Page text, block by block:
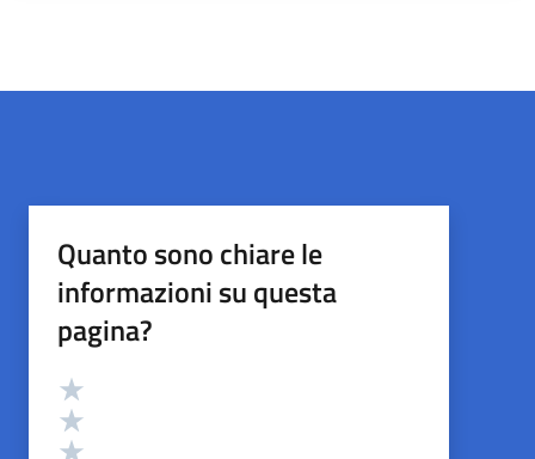
Quanto sono chiare le
informazioni su questa
pagina?
Valutazione